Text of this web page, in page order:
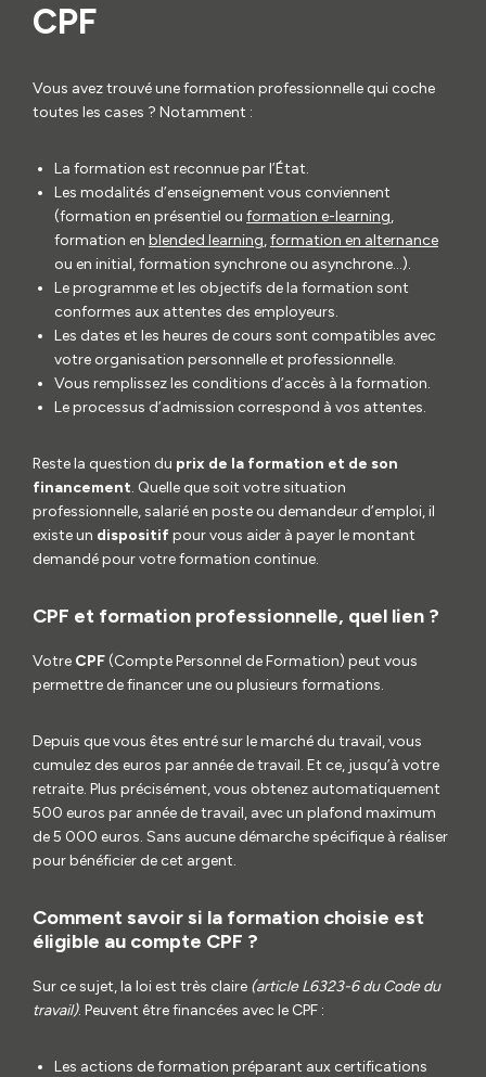
CPF
Vous avez trouvé une formation professionnelle qui coche
toutes les cases ? Notamment :
La formation est reconnue par l’État.
Les modalités d’enseignement vous conviennent
(formation en présentiel ou formation e-learning,
formation en blended learning,formation en alternance
ou en initial, formation synchrone ou asynchrone…).
Le programme et les objectifs de la formation sont
conformes aux attentes des employeurs.
Les dates et les heures de cours sont compatibles avec
votre organisation personnelle et professionnelle.
Vous remplissez les conditions d’accès à la formation.
Le processus d’admission correspond à vos attentes.
Reste la question du prix de la formation et de son
financement. Quelle que soit votre situation
professionnelle, salarié en poste ou demandeur d’emploi, il
existe un dispositifpour vous aider à payer le montant
demandé pour votre formation continue.
CPF et formation professionnelle, quel lien ?
Votre CPF(Compte Personnel de Formation) peut vous
permettre de financer une ou plusieurs formations.
Depuis que vous êtes entré sur le marché du travail, vous
cumulez des euros par année de travail. Et ce, jusqu’à votre
retraite. Plus précisément, vous obtenez automatiquement
500 euros par année de travail, avec un plafond maximum
de 5 000 euros. Sans aucune démarche spécifique à réaliser
pour bénéficier de cet argent.
Comment savoir si la formation choisie est
éligible au compte CPF ?
Sur ce sujet, la loi est très claire (article L6323-6 du Code du
travail). Peuvent être financées avec le CPF :
Les actions de formation préparant aux certifications